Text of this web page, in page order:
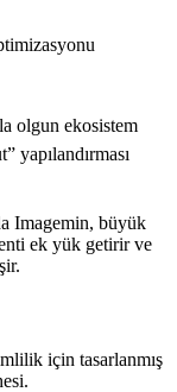
olgun ekosistem
yapılandırması
Imagemin, büyük
ek yük getirir ve
için tasarlanmış